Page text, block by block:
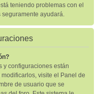
teniendo problemas con el
ayudará.
y configuraciones están
visite el Panel de
de usuario que se